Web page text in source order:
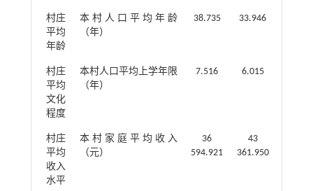
村庄
平均
年龄
本村人口平均年龄
（年）
38.735 33.946
村庄
平均
文化
程度
本村人口平均上学年限
（年）
7.516 6.015
村庄
平均
收入
水平
本村家庭平均收入
（元）
36
594.921
43
361.950